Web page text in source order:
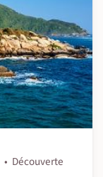
Découverte